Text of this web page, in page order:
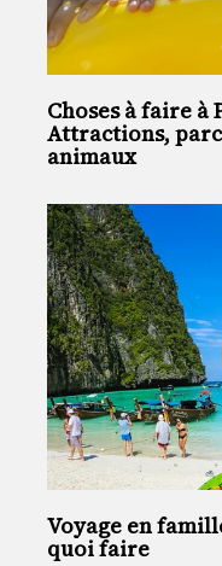
Choses à faire à
Attractions,
animaux
Voyage en
quoi faire